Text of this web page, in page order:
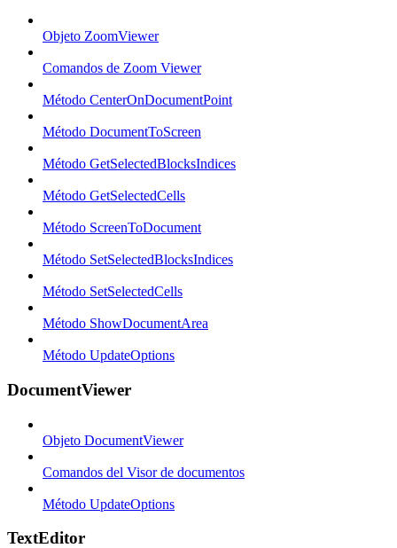
Objeto ZoomViewer
Comandos de Zoom Viewer
Método CenterOnDocumentPoint
Método DocumentToScreen
Método GetSelectedBlocksIndices
Método GetSelectedCells
Método ScreenToDocument
Método SetSelectedBlocksIndices
Método SetSelectedCells
Método ShowDocumentArea
Método UpdateOptions
DocumentViewer
Objeto DocumentViewer
Comandos del Visor de documentos
Método UpdateOptions
TextEditor